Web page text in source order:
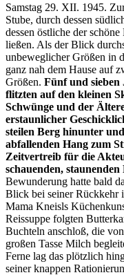
Samstag 29. XII. 1945.
Stube, durch dessen
dessen östliche der
ließen. Als der Blick
unbeweglicher Größen in
ganz nah dem Hause auf
Größen. Fünf und sieben
flitzten auf den kleinen
Schwünge und der
erstaunlicher
steilen Berg hinunter
abfallenden Hang zum
Zeitvertreib für die
schauenden,
Bewunderung hatte bald
Blick bei seiner Rückkehr
Mama Kneisls
Reissuppe folgten
Buchteln anschloß, die
großen Tasse Milch
Ferne lag das plötzlich
seiner knappen